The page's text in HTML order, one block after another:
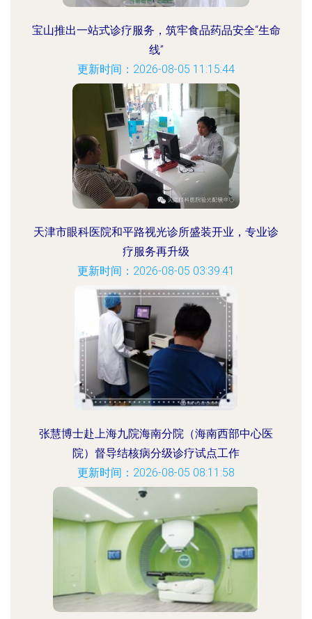
宝山推出一站式诊疗服务，筑牢食品药品安全“生命
线”
更新时间：2026-08-05 11:15:44
天津市眼科医院和平路视光诊所盛装开业，专业诊
疗服务再升级
更新时间：2026-08-05 03:39:41
张慧博士赴上海九院海南分院（海南西部中心医
院）督导结核病分级诊疗试点工作
更新时间：2026-08-05 08:11:58